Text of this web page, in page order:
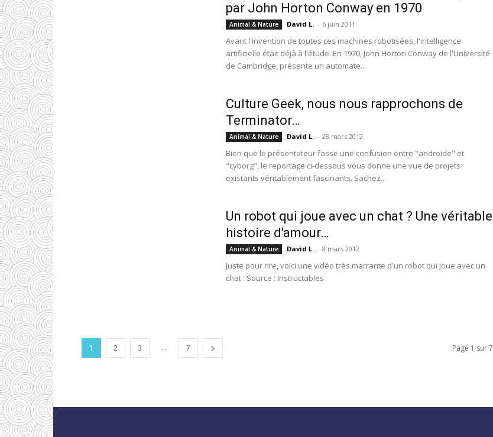
par John Horton Conway en 1970
Animal & Nature David L. - 6 juin 2011
Avant l'invention de toutes ces machines robotisées, l'intelligence
artificielle était déjà à l'étude. En 1970, John Horton Conway de l'Université
de Cambridge, présente un automate...
Culture Geek, nous nous rapprochons de
Terminator…
Animal & Nature David L. - 28 mars 2012
Bien que le présentateur fasse une confusion entre "androïde" et
"cyborg", le reportage ci-dessous vous donne une vue de projets
existants véritablement fascinants. Sachez...
Un robot qui joue avec un chat ? Une véritable
histoire d'amour…
Animal & Nature David L. - 8 mars 2012
Juste pour rire, voici une vidéo très marrante d'un robot qui joue avec un
chat : Source : Instructables
1 2 3 ... 7 Page 1 sur 7